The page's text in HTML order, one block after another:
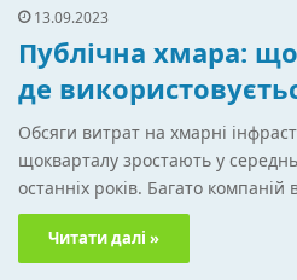
13.09.2023
Публічна хмара:
де
Обсяги витрат на хмарні
щокварталу зростають у
останніх років. Багато
Читати далі »